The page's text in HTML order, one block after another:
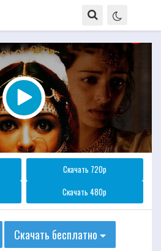
Скачать 720p
Скачать 480p
Скачать бесплатно